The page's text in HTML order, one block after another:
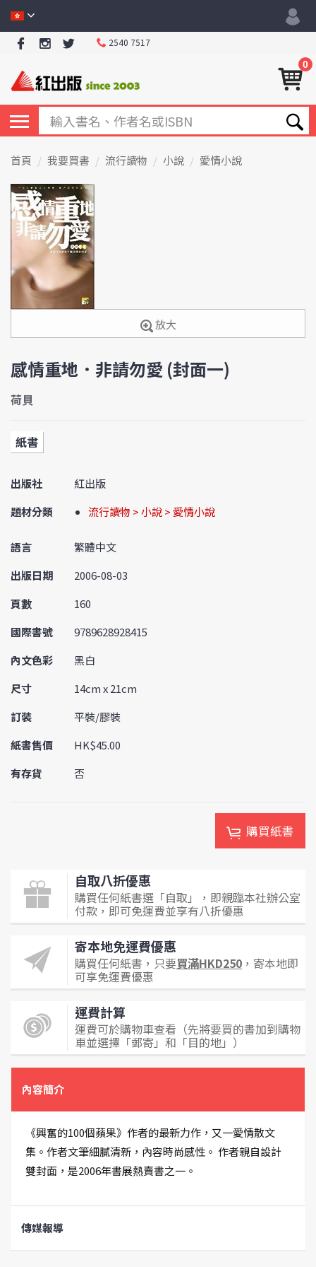
2540 7517
0
首頁 我要買書 流行讀物 小說 愛情小說
放大
感情重地．非請勿愛 (封面一)
荷貝
紙書
出版社
紅出版
題材分類
流行讀物 > 小說 > 愛情小說
語言
繁體中文
出版日期
2006-08-03
頁數
160
國際書號
9789628928415
內文色彩
黑白
尺寸
14cm x 21cm
訂裝
平裝/膠裝
紙書售價
HK$45.00
有存貨
否
購買紙書
自取八折優惠
購買任何紙書選「自取」，即親臨本社辦公室
付款，即可免運費並享有八折優惠
寄本地免運費優惠
購買任何紙書，只要買滿HKD250 ，寄本地即
可享免運費優惠
運費計算
運費可於購物車查看（先將要買的書加到購物
車並選擇「郵寄」和「目的地」）
內容簡介
《興奮的100個蘋果》作者的最新力作，又一愛情散文
集。作者文筆細膩清新，內容時尚感性。 作者親自設計
雙封面，是2006年書展熱賣書之一。
傳媒報導